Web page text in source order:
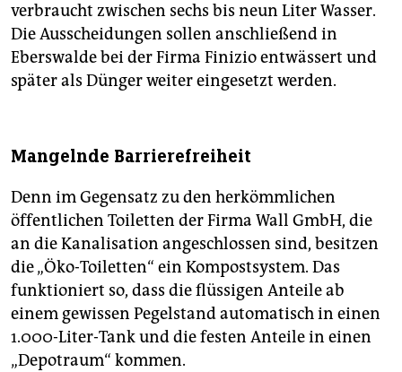
verbraucht zwischen sechs bis neun Liter Wasser.
Die Ausscheidungen sollen anschließend in
Eberswalde bei der Firma Finizio entwässert und
später als Dünger weiter eingesetzt werden.
Mangelnde Barrierefreiheit
Denn im Gegensatz zu den herkömmlichen
öffentlichen Toiletten der Firma Wall GmbH, die
an die Kanalisation angeschlossen sind, besitzen
die „Öko-Toiletten“ ein Kompostsystem. Das
funktioniert so, dass die flüssigen Anteile ab
einem gewissen Pegelstand automatisch in einen
1.000-Liter-Tank und die festen Anteile in einen
„Depotraum“ kommen.